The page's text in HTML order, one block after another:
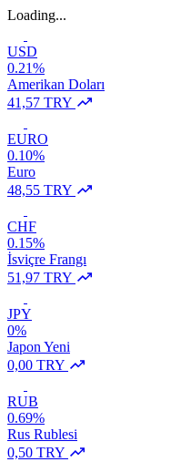
Loading...
USD
0.21%
Amerikan Doları
41,57 TRY
EURO
0.10%
Euro
48,55 TRY
CHF
0.15%
İsviçre Frangı
51,97 TRY
JPY
0%
Japon Yeni
0,00 TRY
RUB
0.69%
Rus Rublesi
0,50 TRY